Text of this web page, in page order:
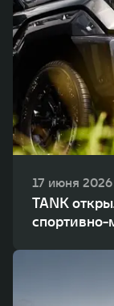
17 июня 2026
TANK
спортивно-